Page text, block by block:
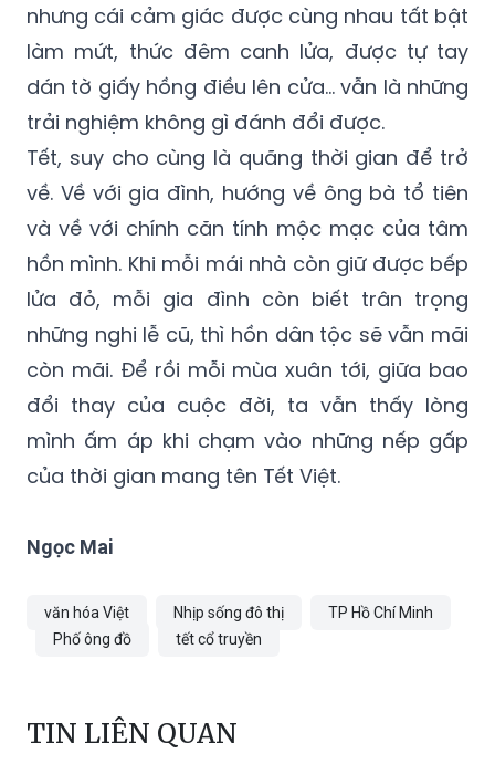
nhưng cái cảm giác được cùng nhau tất bật
làm mứt, thức đêm canh lửa, được tự tay
dán tờ giấy hồng điều lên cửa... vẫn là những
trải nghiệm không gì đánh đổi được.
Tết, suy cho cùng là quãng thời gian để trở
về. Về với gia đình, hướng về ông bà tổ tiên
và về với chính căn tính mộc mạc của tâm
hồn mình. Khi mỗi mái nhà còn giữ được bếp
lửa đỏ, mỗi gia đình còn biết trân trọng
những nghi lễ cũ, thì hồn dân tộc sẽ vẫn mãi
còn mãi. Để rồi mỗi mùa xuân tới, giữa bao
đổi thay của cuộc đời, ta vẫn thấy lòng
mình ấm áp khi chạm vào những nếp gấp
của thời gian mang tên Tết Việt.
Ngọc Mai
văn hóa Việt Nhịp sống đô thị
TP Hồ Chí Minh
Phố ông đồ
tết cổ truyền
TIN LIÊN QUAN